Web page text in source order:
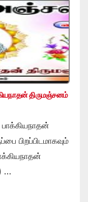
திருமஞ்சனம்
பிறப்பிடமாகவும்
…